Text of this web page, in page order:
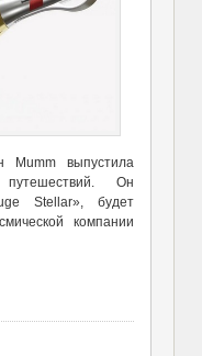
Mumm выпустила
Он
Stellar», будет
компании